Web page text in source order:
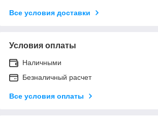
Все условия доставки
Условия оплаты
Наличными
Безналичный расчет
Все условия оплаты